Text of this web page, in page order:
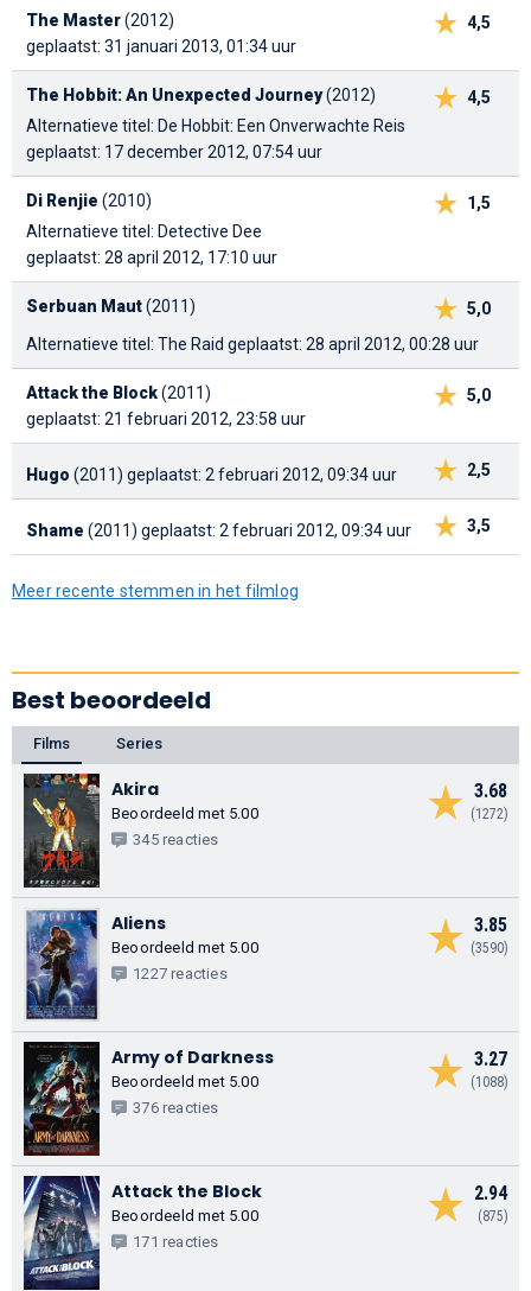
4,5
The Master(2012)
geplaatst: 31 januari 2013, 01:34 uur
4,5
The Hobbit: An Unexpected Journey(2012)
Alternatieve titel: De Hobbit: Een Onverwachte Reis
geplaatst: 17 december 2012, 07:54 uur
1,5
Di Renjie (2010)
Alternatieve titel: Detective Dee
geplaatst: 28 april 2012, 17:10 uur
5,0
Serbuan Maut(2011)
Alternatieve titel: The Raid geplaatst: 28 april 2012, 00:28 uur
5,0
Attack the Block(2011)
geplaatst: 21 februari 2012, 23:58 uur
2,5
Hugo (2011) geplaatst: 2 februari 2012, 09:34 uur
3,5
Shame (2011) geplaatst: 2 februari 2012, 09:34 uur
Meer recente stemmen in het filmlog
Best beoordeeld
Films Series
3.68
(1272)
Akira
Beoordeeld met 5.00
345 reacties
3.85
(3590)
Aliens
Beoordeeld met 5.00
1227 reacties
3.27
(1088)
Army of Darkness
Beoordeeld met 5.00
376 reacties
2.94
(875)
Attack the Block
Beoordeeld met 5.00
171 reacties